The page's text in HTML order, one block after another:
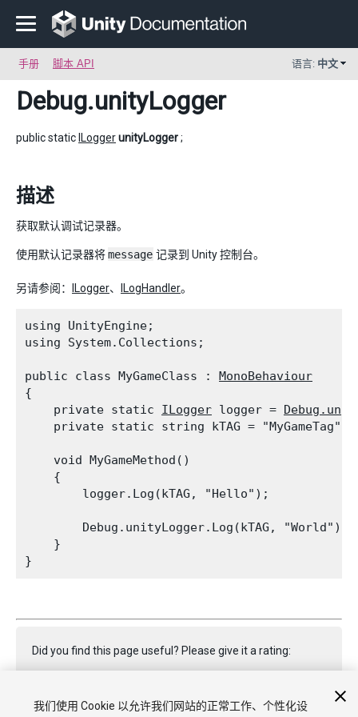
手册 脚本 API 语言: 中文
Debug.unityLogger
public static ILoggerunityLogger;
描述
获取默认调试记录器。
使用默认记录器将message 记录到 Unity 控制台。
另请参阅： ILogger、 ILogHandler。
using UnityEngine;
using System.Collections;
public class MyGameClass : MonoBehaviour
{
    private static
ILogger logger =
    private static string kTAG = "MyGameTag";
    void MyGameMethod()
    {
        logger.Log(kTAG, "Hello");
        Debug.unityLogger.Log(kTAG, "World");
    }
Did you find this page useful? Please give it a rating:
我们使用 Cookie 以允许我们网站的正常工作、个性化设